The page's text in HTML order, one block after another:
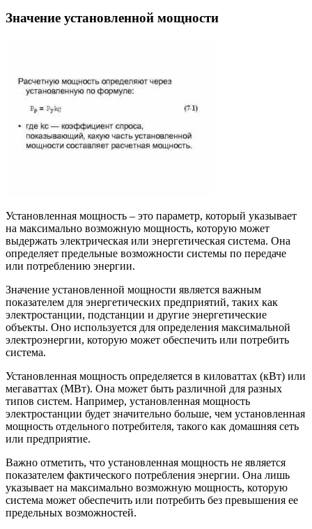
Значение установленной мощности
Установленная мощность – это параметр, который указывает
на максимально возможную мощность, которую может
выдержать электрическая или энергетическая система. Она
определяет предельные возможности системы по передаче
или потреблению энергии.
Значение установленной мощности является важным
показателем для энергетических предприятий, таких как
электростанции, подстанции и другие энергетические
объекты. Оно используется для определения максимальной
электроэнергии, которую может обеспечить или потребить
система.
Установленная мощность определяется в киловаттах (кВт) или
мегаваттах (МВт). Она может быть различной для разных
типов систем. Например, установленная мощность
электростанции будет значительно больше, чем установленная
мощность отдельного потребителя, такого как домашняя сеть
или предприятие.
Важно отметить, что установленная мощность не является
показателем фактического потребления энергии. Она лишь
указывает на максимально возможную мощность, которую
система может обеспечить или потребить без превышения ее
предельных возможностей.